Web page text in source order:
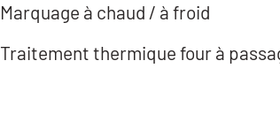
Marquage à chaud / à froid
Traitement thermique four à